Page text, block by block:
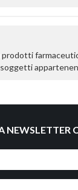
prodotti
NEWSLETTER